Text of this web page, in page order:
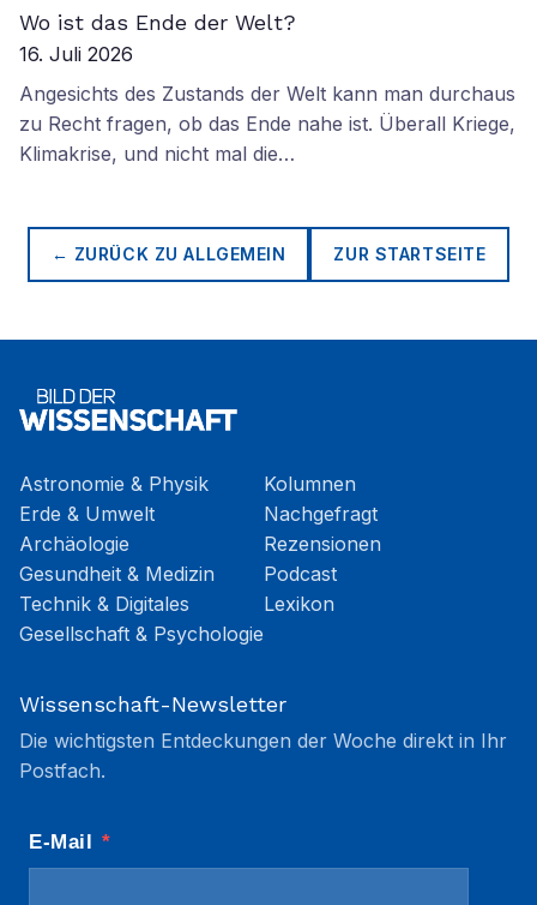
Wo ist das Ende der Welt?
16. Juli 2026
Angesichts des Zustands der Welt kann man durchaus
zu Recht fragen, ob das Ende nahe ist. Überall Kriege,
Klimakrise, und nicht mal die…
← ZURÜCK ZUALLGEMEIN ZUR STARTSEITE
Astronomie & Physik
Erde & Umwelt
Archäologie
Gesundheit & Medizin
Technik & Digitales
Gesellschaft & Psychologie
Kolumnen
Nachgefragt
Rezensionen
Podcast
Lexikon
Wissenschaft-Newsletter
Die wichtigsten Entdeckungen der Woche direkt in Ihr
Postfach.